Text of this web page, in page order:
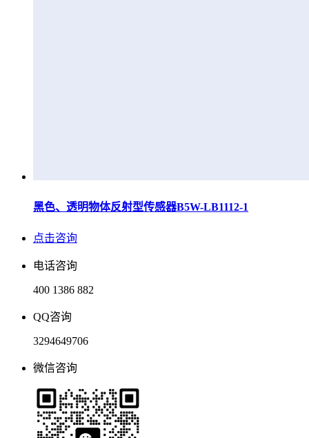
黑色、透明物体反射型传感器B5W-LB1112-1
点击咨询
电话咨询
400 1386 882
QQ咨询
3294649706
微信咨询